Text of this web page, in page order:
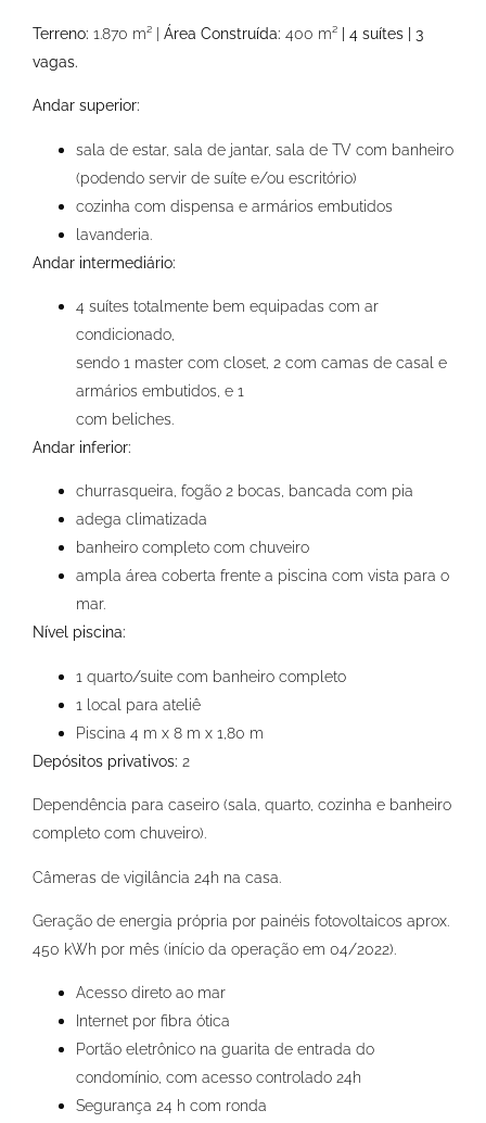
Terreno: 1.870 m² | Área Construída: 400 m² | 4 suítes | 3
vagas.
Andar superior:
sala de estar, sala de jantar, sala de TV com banheiro
(podendo servir de suíte e/ou escritório)
cozinha com dispensa e armários embutidos
lavanderia.
Andar intermediário:
4 suítes totalmente bem equipadas com ar
condicionado,
sendo 1 master com closet, 2 com camas de casal e
armários embutidos, e 1
com beliches.
Andar inferior:
churrasqueira, fogão 2 bocas, bancada com pia
adega climatizada
banheiro completo com chuveiro
ampla área coberta frente a piscina com vista para o
mar.
Nível piscina:
1 quarto/suite com banheiro completo
1 local para ateliê
Piscina 4 m x 8 m x 1,80 m
Depósitos privativos: 2
Dependência para caseiro (sala, quarto, cozinha e banheiro
completo com chuveiro).
Câmeras de vigilância 24h na casa.
Geração de energia própria por painéis fotovoltaicos aprox.
450 kWh por mês (início da operação em 04/2022).
Acesso direto ao mar
Internet por fibra ótica
Portão eletrônico na guarita de entrada do
condomínio, com acesso controlado 24h
Segurança 24 h com ronda